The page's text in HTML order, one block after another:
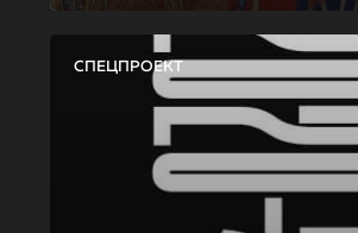
СПЕЦПРОЕКТ